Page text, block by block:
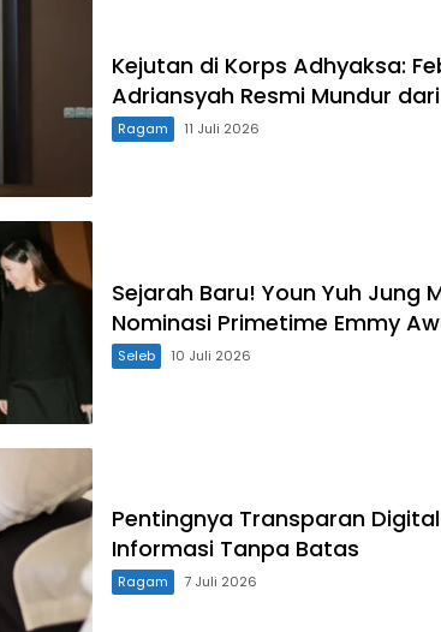
Kejutan di Korps Adhyaksa:
Adriansyah Resmi Mundur
Ragam 11 Juli 2026
Sejarah Baru! Youn Yuh Jung
Nominasi Primetime Emmy
Seleb 10 Juli 2026
Pentingnya Transparan
Informasi Tanpa Batas
Ragam 7 Juli 2026